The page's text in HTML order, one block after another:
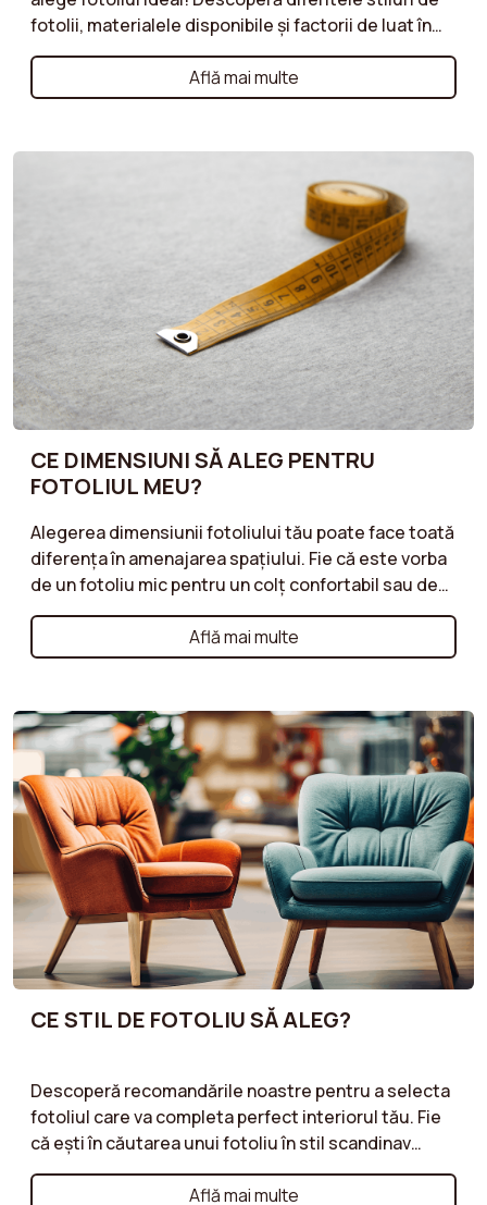
fotolii, materialele disponibile și factorii de luat în
considerare pentru a asigura un confort optim și un
design armonios. Fotoliu cocktail, fotoliu balansoar
sau poate un fotoliu din bouclé? Aceste ghiduri te
preferințele tale personale și de spațiul tău.
Află mai multe
CE DIMENSIUNI SĂ ALEG PENTRU
FOTOLIUL MEU?
Alegerea dimensiunii fotoliului tău poate face toată
diferența în amenajarea spațiului. Fie că este vorba
de un fotoliu mic pentru un colț confortabil sau de
un model mai mare pentru un living spațios, ghidul
nostru de achiziții te ajută să selectezi
dimensiunile ideale. Ia în considerare dimensiunea
tale de confort pentru a găsi fotoliul care se
potrivește perfect în interiorul tău, fără a aglomera
spațiul. Optimizează-ți decorul cu un fotoliu care
combină confortul și proporțiile echilibrate!
Află mai multe
CE STIL DE FOTOLIU SĂ ALEG?
Descoperă recomandările noastre pentru a selecta
fotoliul care va completa perfect interiorul tău. Fie
că ești în căutarea unui fotoliu în stil scandinav
minimalist, a unui model vintage plin de caracter sau
a unui fotoliu clasic și atemporal, te ghidăm prin
Află mai multe